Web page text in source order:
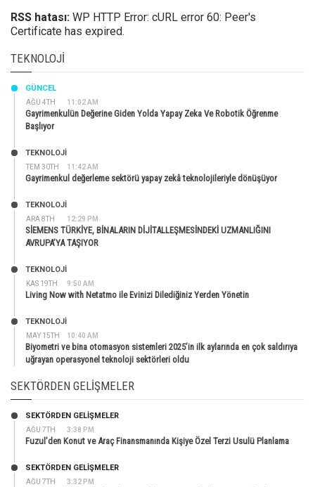
RSS hatası: WP HTTP Error: cURL error 60: Peer's
Certificate has expired.
TEKNOLOJI
AĞU 4TH 11:02 AM
GÜNCEL
Gayrimenkulün Değerine Giden Yolda Yapay Zeka Ve Robotik Öğrenme
Başlıyor
TEM 30TH 11:42 AM
TEKNOLOJİ
Gayrimenkul değerleme sektörü yapay zekâ teknolojileriyle dönüşüyor
ARA 8TH 12:29 PM
TEKNOLOJİ
SİEMENS TÜRKİYE, BİNALARIN DİJİTALLEŞMESİNDEKİ UZMANLIĞINI
AVRUPA’YA TAŞIYOR
KAS 19TH 9:50 AM
TEKNOLOJİ
Living Now with Netatmo ile Evinizi Dilediğiniz Yerden Yönetin
MAY 15TH 10:40 AM
TEKNOLOJİ
Biyometri ve bina otomasyon sistemleri 2025’in ilk aylarında en çok saldırıya
uğrayan operasyonel teknoloji sektörleri oldu
SEKTÖRDEN GELIŞMELER
AĞU 7TH 3:38 PM
SEKTÖRDEN GELIŞMELER
Fuzul’den Konut ve Araç Finansmanında Kişiye Özel Terzi Usulü Planlama
AĞU 7TH 3:32 PM
SEKTÖRDEN GELIŞMELER